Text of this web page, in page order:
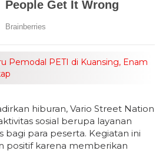
Pemodal PETI di Kuansing, Enam
hiburan, Vario Street Nation
sosial berupa layanan
para peserta. Kegiatan ini
positif karena memberikan